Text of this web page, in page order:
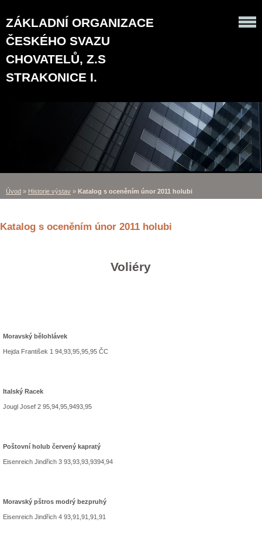
ZÁKLADNÍ ORGANIZACE
ČESKÉHO SVAZU
CHOVATELŮ, Z.S
STRAKONICE I.
Úvod » Historie výstav » Katalog s oceněním únor 2011 holubi
Katalog s oceněním únor 2011 holubi
Voliéry
Moravský bělohlávek
Hejda František 1 94,93,95,95,95 ČC
Italský Racek
Jougl Josef 2 95,94,95,9493,95
Poštovní holub červený kapratý
Eisenreich Jindřich 3 93,93,93,9394,94
Moravský pštros modrý bezpruhý
Eisenreich Jindřich 4 93,91,91,91,91